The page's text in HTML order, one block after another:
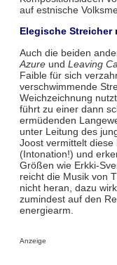
auf estnische
Elegische Streicher
Auch die beiden
Azureund Leaving
Faible für sich
verschwimmende
Weichzeichnung
führt zu einer dann
ermüdenden
unter Leitung des
Joost vermittelt diese
(Intonation!) und
Größen wie Erkki-
reicht die Musik von
nicht heran, dazu
zumindest auf den
energiearm.
Anzeige